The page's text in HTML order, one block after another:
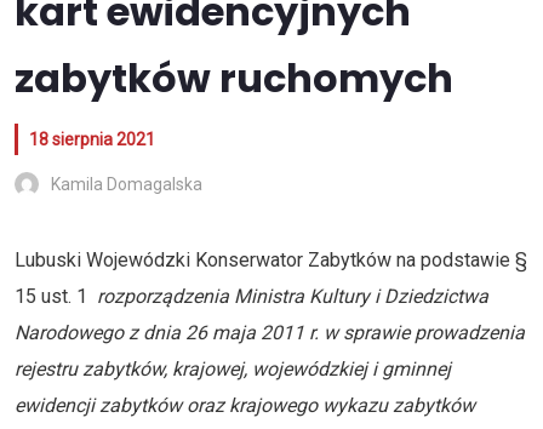
kart ewidencyjnych
zabytków ruchomych
18 sierpnia 2021
Kamila Domagalska
Lubuski Wojewódzki Konserwator Zabytków na podstawie §
15 ust. 1 rozporządzenia Ministra Kultury i Dziedzictwa
Narodowego z dnia 26 maja 2011 r. w sprawie prowadzenia
rejestru zabytków, krajowej, wojewódzkiej i gminnej
ewidencji zabytków oraz krajowego wykazu zabytków